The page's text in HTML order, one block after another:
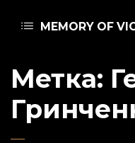
MEMORY OF
Метка: